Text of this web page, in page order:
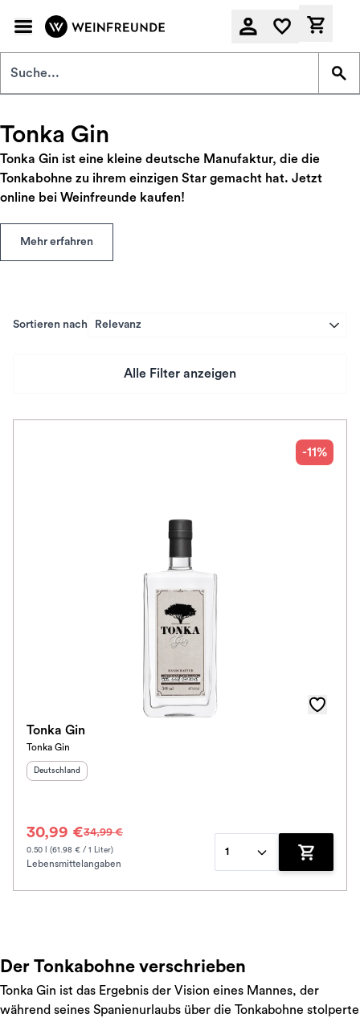
Tonka Gin
Tonka Gin ist eine kleine deutsche Manufaktur, die die
Tonkabohne zu ihrem einzigen Star gemacht hat. Jetzt
online bei Weinfreunde kaufen!
Mehr erfahren
Sortieren nach Relevanz
Alle Filter anzeigen
Im Rewe Handel erhältlich
-11%
Tonka Gin
Tonka Gin
Herkunftsland
Deutschland
30,99 €34,99 €
0.50 l (61.98 € / 1 Liter)
Lebensmittelangaben
1
Zum
Der Tonkabohne verschrieben
Tonka Gin ist das Ergebnis der Vision eines Mannes, der
während seines Spanienurlaubs über die Tonkabohne stolperte